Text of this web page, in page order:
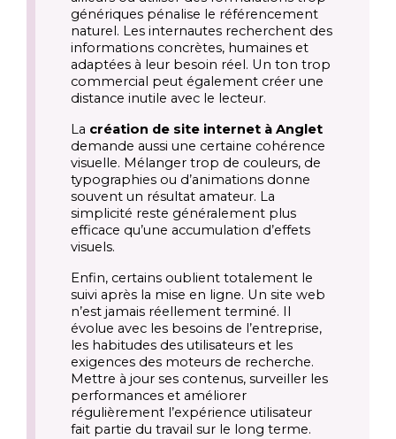
génériques pénalise le référencement
naturel. Les internautes recherchent des
informations concrètes, humaines et
adaptées à leur besoin réel. Un ton trop
commercial peut également créer une
distance inutile avec le lecteur.
La création de site internet à Anglet
demande aussi une certaine cohérence
visuelle. Mélanger trop de couleurs, de
typographies ou d’animations donne
souvent un résultat amateur. La
simplicité reste généralement plus
efficace qu’une accumulation d’effets
visuels.
Enfin, certains oublient totalement le
suivi après la mise en ligne. Un site web
n’est jamais réellement terminé. Il
évolue avec les besoins de l’entreprise,
les habitudes des utilisateurs et les
exigences des moteurs de recherche.
Mettre à jour ses contenus, surveiller les
performances et améliorer
régulièrement l’expérience utilisateur
fait partie du travail sur le long terme.